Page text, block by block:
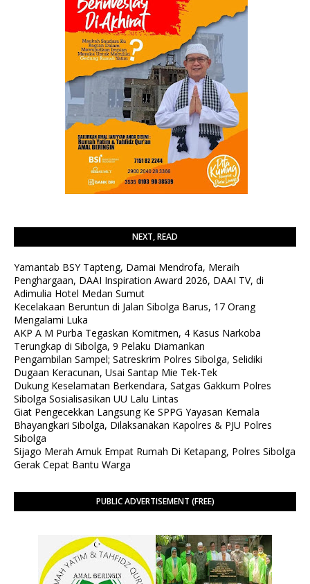
NEXT, READ
Yamantab BSY Tapteng, Damai Mendrofa, Meraih
Penghargaan, DAAI Inspiration Award 2026, DAAI TV, di
Adimulia Hotel Medan Sumut
Kecelakaan Beruntun di Jalan Sibolga Barus, 17 Orang
Mengalami Luka
AKP A M Purba Tegaskan Komitmen, 4 Kasus Narkoba
Terungkap di Sibolga, 9 Pelaku Diamankan
Pengambilan Sampel; Satreskrim Polres Sibolga, Selidiki
Dugaan Keracunan, Usai Santap Mie Tek-Tek
Dukung Keselamatan Berkendara, Satgas Gakkum Polres
Sibolga Sosialisasikan UU Lalu Lintas
Giat Pengecekkan Langsung Ke SPPG Yayasan Kemala
Bhayangkari Sibolga, Dilaksanakan Kapolres & PJU Polres
Sibolga
Sijago Merah Amuk Empat Rumah Di Ketapang, Polres Sibolga
Gerak Cepat Bantu Warga
PUBLIC ADVERTISEMENT (FREE)